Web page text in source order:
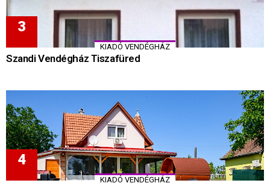
KIADÓ VENDÉGHÁZ
Szandi Vendégház Tiszafüred
KIADÓ VENDÉGHÁZ